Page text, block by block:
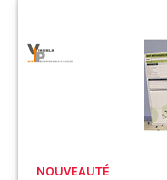
NOUVEAUTÉ